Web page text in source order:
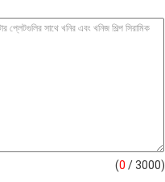
(0 / 3000)